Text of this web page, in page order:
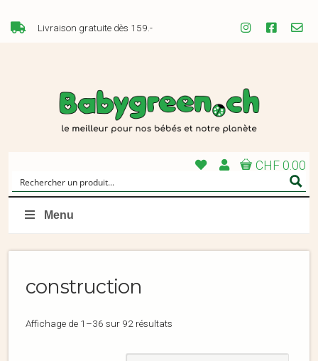
Livraison gratuite dès 159.-
CHF 0.00
Menu
construction
Affichage de 1–36 sur 92 résultats